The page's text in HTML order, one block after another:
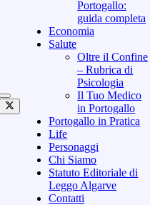
Portogallo:
guida completa
Economia
Salute
Oltre il Confine
– Rubrica di
Psicologia
Il Tuo Medico
in Portogallo
Portogallo in Pratica
Life
Personaggi
Chi Siamo
Statuto Editoriale di
Leggo Algarve
Contatti